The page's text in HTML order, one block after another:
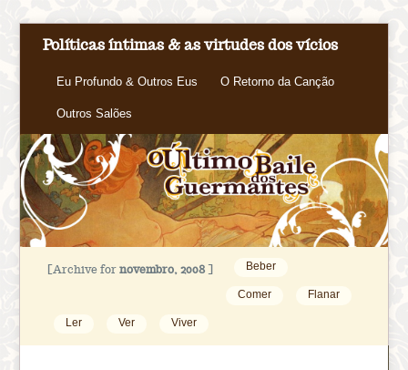
Políticas íntimas & as virtudes dos vícios
Eu Profundo & Outros Eus O Retorno da Canção
Outros Salões
[Archive fornovembro, 2008 ] Beber
Comer Flanar
Ler Ver Viver